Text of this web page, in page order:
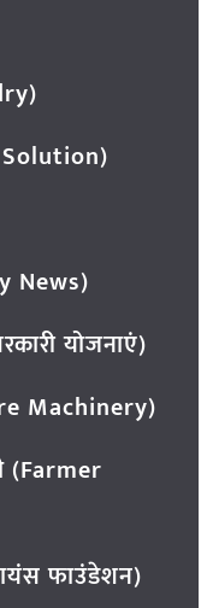
Solution)
News)
योजनाएं)
Machinery)
(Farmer
फाउंडेशन)